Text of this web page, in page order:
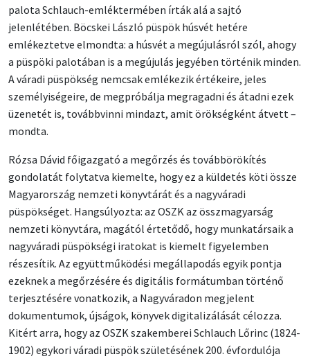
palota Schlauch-emléktermében írták alá a sajtó
jelenlétében. Böcskei László püspök húsvét hetére
emlékeztetve elmondta: a húsvét a megújulásról szól, ahogy
a püspöki palotában is a megújulás jegyében történik minden.
A váradi püspökség nemcsak emlékezik értékeire, jeles
személyiségeire, de megpróbálja megragadni és átadni ezek
üzenetét is, továbbvinni mindazt, amit örökségként átvett –
mondta.
Rózsa Dávid főigazgató a megőrzés és továbbörökítés
gondolatát folytatva kiemelte, hogy ez a küldetés köti össze
Magyarország nemzeti könyvtárát és a nagyváradi
püspökséget. Hangsúlyozta: az OSZK az összmagyarság
nemzeti könyvtára, magától értetődő, hogy munkatársaik a
nagyváradi püspökségi iratokat is kiemelt figyelemben
részesítik. Az együttműködési megállapodás egyik pontja
ezeknek a megőrzésére és digitális formátumban történő
terjesztésére vonatkozik, a Nagyváradon megjelent
dokumentumok, újságok, könyvek digitalizálását célozza.
Kitért arra, hogy az OSZK szakemberei Schlauch Lőrinc (1824-
1902) egykori váradi püspök születésének 200. évfordulója